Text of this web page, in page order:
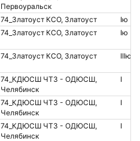
Первоуральск
74_Златоуст КСО, Златоуст
Iю
74_Златоуст КСО, Златоуст Iю
74_Златоуст КСО, Златоуст IIIю
74_КДЮСШ ЧТЗ - ОДЮСШ,
Челябинск
I
74_КДЮСШ ЧТЗ - ОДЮСШ,
Челябинск
I
74_КДЮСШ ЧТЗ - ОДЮСШ,
Челябинск
I